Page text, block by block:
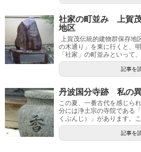
社家の町並み 上賀
地区
上賀茂伝統的建物群保存地
の木通り」を東に行くと、
「社家」の町並みといって
記事を
丹波国分寺跡 私の
この夏、一番古代を感じら
分には浄土宗の寺院である
くぶんじ）」があります。
記事を